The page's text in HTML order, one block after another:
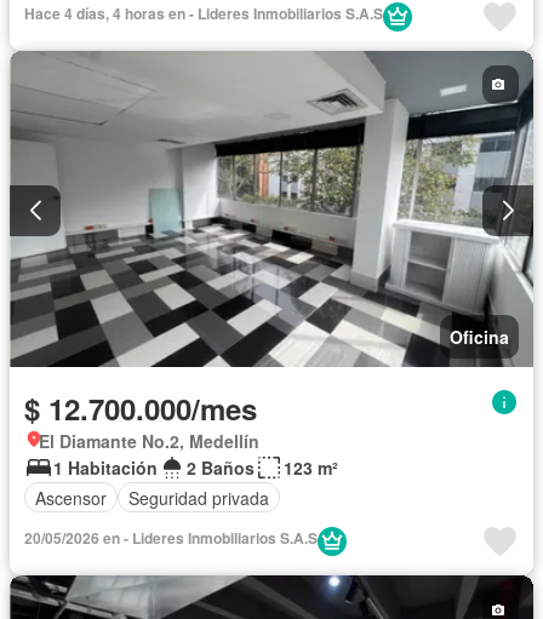
Hace 4 días, 4 horas en - Lideres Inmobiliarios S.A.S
Oficina
$ 12.700.000/mes
El Diamante No.2, Medellín
1 Habitación
2 Baños
123 m²
Ascensor
Seguridad privada
20/05/2026 en - Lideres Inmobiliarios S.A.S